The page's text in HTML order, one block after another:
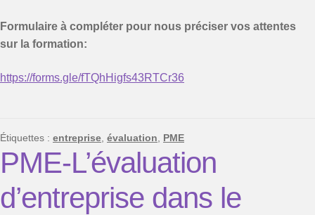
Formulaire à compléter pour nous préciser vos attentes
sur la formation:
https://forms.gle/fTQhHigfs43RTCr36
Étiquettes : entreprise évaluation PME
PME-L’évaluation
d’entreprise dans le